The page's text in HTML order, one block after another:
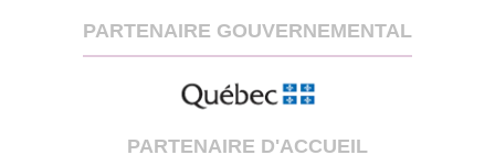
PARTENAIRE GOUVERNEMENTAL
PARTENAIRE D'ACCUEIL